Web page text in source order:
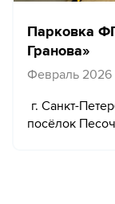
Парковка
Гранова»
Февраль 2026
г. Санкт-
посёлок